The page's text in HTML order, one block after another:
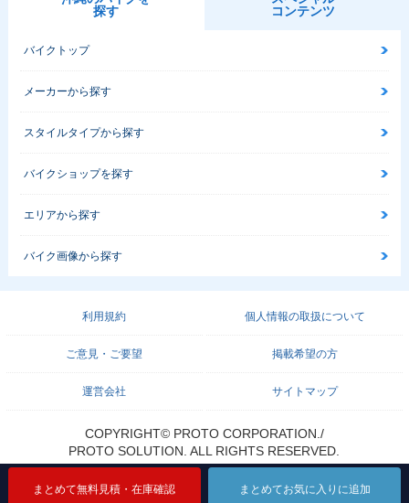
まとめて無料見積・在庫確認 まとめてお気に入りに追加
まとめて無料見積・在庫確認 まとめてお気に入りに追加
探す
コンテンツ
バイクトップ
メーカーから探す
スタイルタイプから探す
バイクショップを探す
エリアから探す
バイク画像から探す
利用規約 個人情報の取扱について
ご意見・ご要望 掲載希望の方
運営会社 サイトマップ
COPYRIGHT© PROTO CORPORATION./
PROTO SOLUTION. ALL RIGHTS RESERVED.